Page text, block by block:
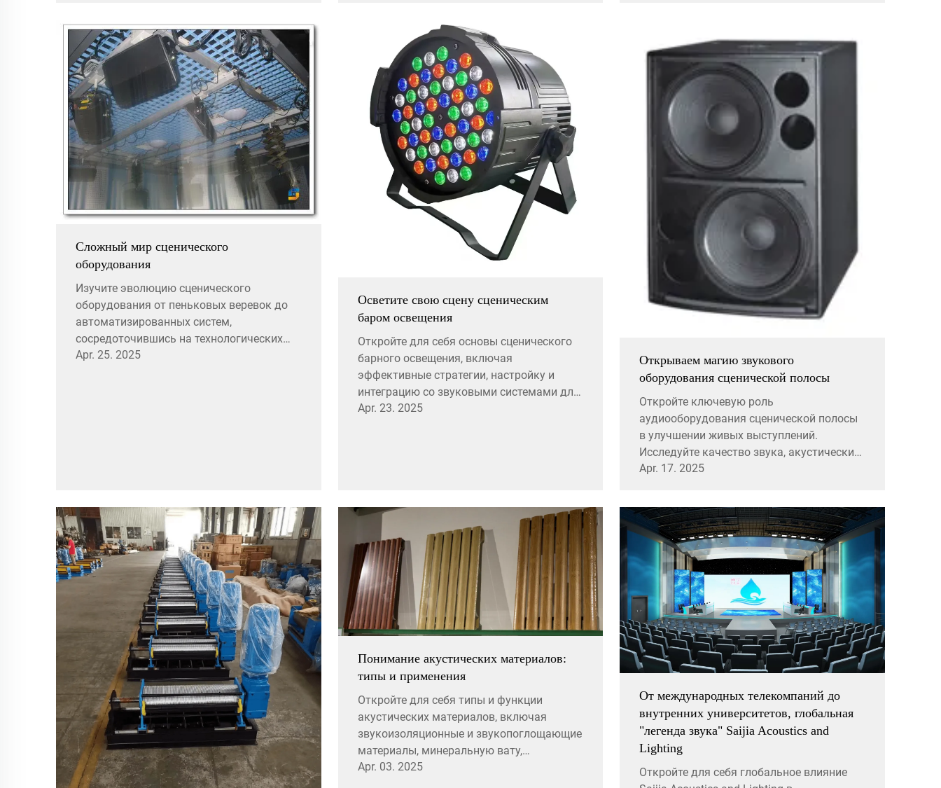
возможности и случаи использования на
живых концертах, музыкальных
фестивалях, корпоративных
мероприятиях и театральных
постановках.
Сложный мир сценического
оборудования
Изучите эволюцию сценического
оборудования от пеньковых веревок до
автоматизированных систем,
сосредоточившись на технологических
достижениях, таких как секвенсоры
Apr. 25. 2025
Осветите свою сцену сценическим
баром освещения
Откройте для себя основы сценического
барного освещения, включая
эффективные стратегии, настройку и
интеграцию со звуковыми системами для
улучшения живых выступлений. Узнайте о
Apr. 23. 2025
Открываем магию звукового
оборудования сценической полосы
Откройте ключевую роль
аудиооборудования сценической полосы
в улучшении живых выступлений.
Исследуйте качество звука, акустический
баланс, последовательности питания и
публикой на любом объекте.
Apr. 17. 2025
Понимание акустических материалов:
типы и применения
Откройте для себя типы и функции
акустических материалов, включая
звукоизоляционные и звукопоглощающие
материалы, минеральную вату,
стекловолоконные решения и
Apr. 03. 2025
От международных телекомпаний до
внутренних университетов, глобальная
"легенда звука" Saijia Acoustics and
Lighting
Откройте для себя глобальное влияние